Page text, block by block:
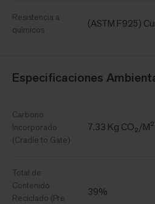
Resistencia a
químicos
(ASTM F925)
Especificaciones
Carbono
Incorporado
(Cradle to Gate)
7.33 Kg CO₂/M²
Total de
Contenido
Reciclado (Pre
39%